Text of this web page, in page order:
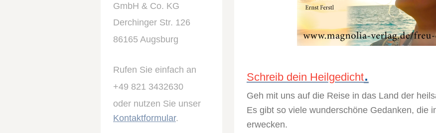
Schreib dein Heilgedicht.
Geh mit uns auf die Reise in das Land der
Es gibt so viele wunderschöne Gedanken, die
erwecken.
GmbH & Co. KG
Derchinger Str. 126
86165 Augsburg
Rufen Sie einfach an
+49 821 3432630
oder nutzen Sie unser
Kontaktformular.